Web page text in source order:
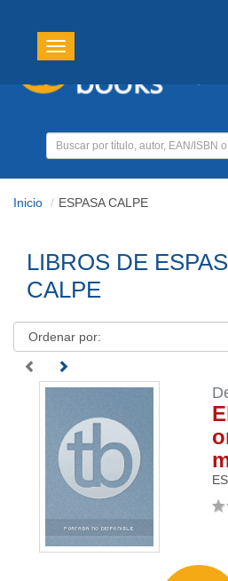
Toggle navigation
Inicio ESPASA CALPE
LIBROS DE
CALPE